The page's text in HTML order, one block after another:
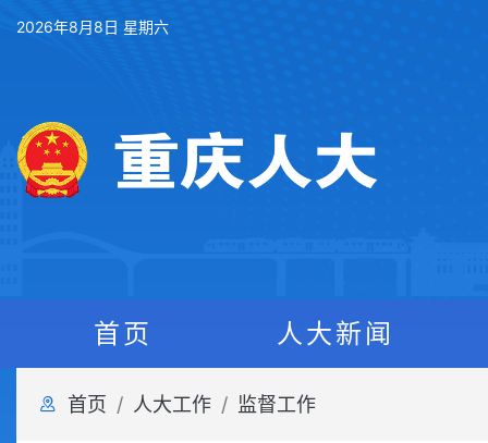
2026年8月8日 星期六
首页 人大新闻
首页 人大工作 监督工作